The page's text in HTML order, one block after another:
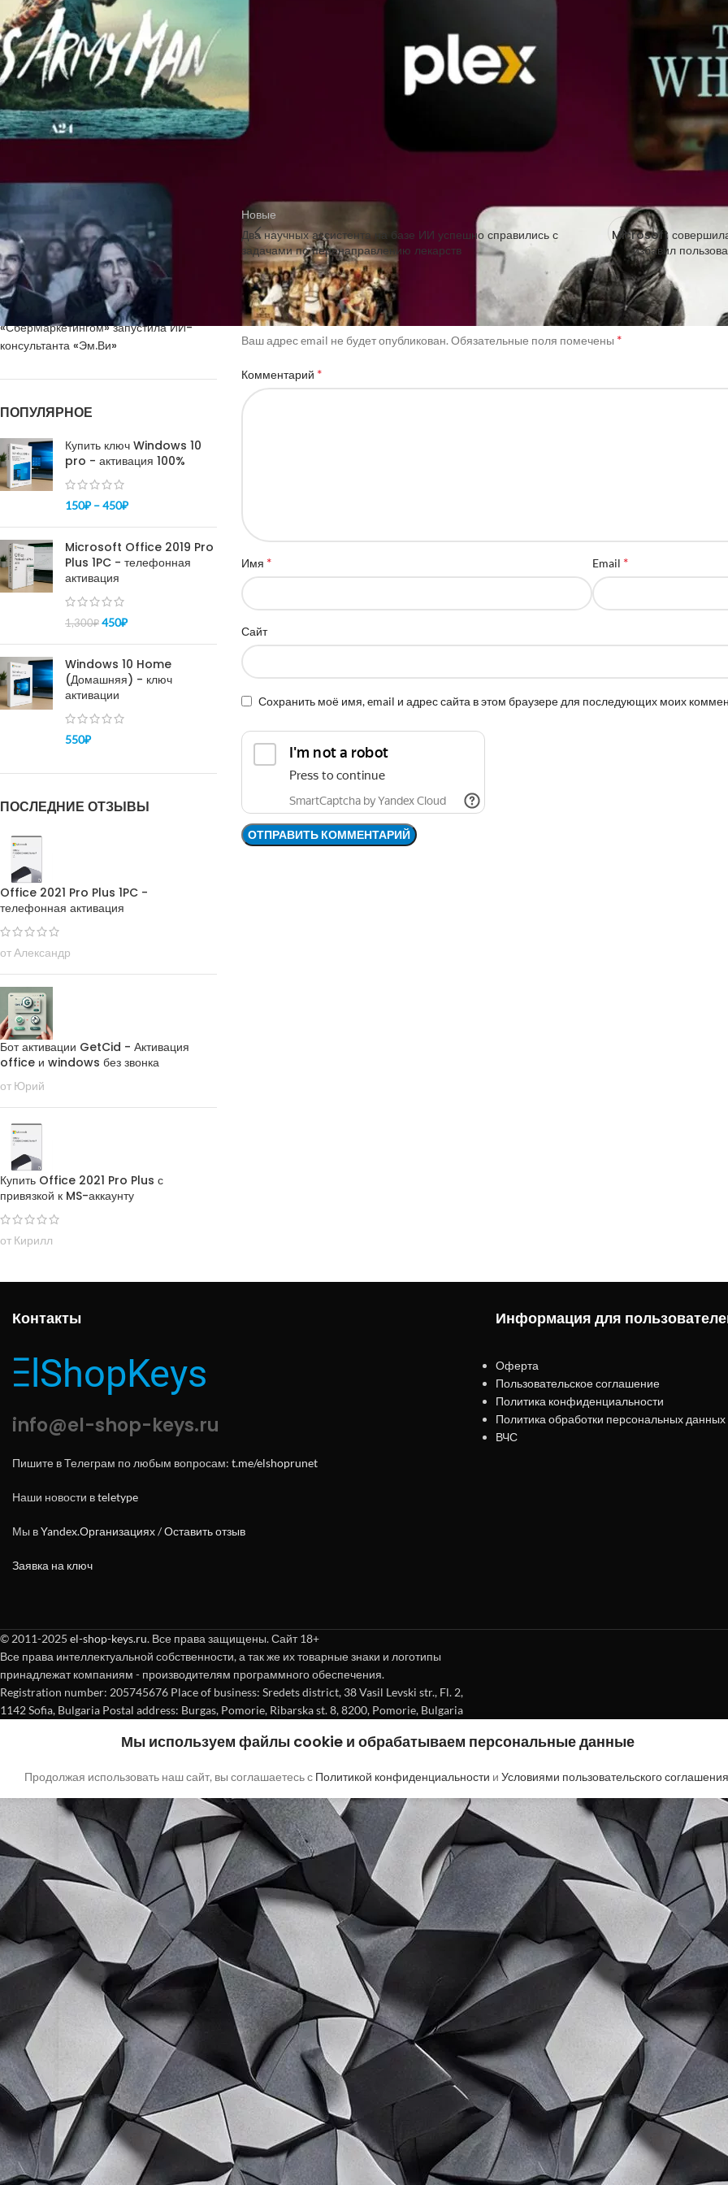
Получить код подтверждения
Купить токены для получения кодов
подтверждения
НОВЫЕ КОММЕНТАРИИ
TP-Link 7DR7270 и 7DR7290.
маршрутизаторы с поддержкой Wi-Fi 7:
TP-Link 7DR7270 и 7DR7290.
Кириллк записи«М.Видео-
Эльдорадо» открыла магазин в новой
концепции и совместно со Sber
Metaverse Tech и
«СберМаркетингом» запустила ИИ-
консультанта «Эм.Ви»
ПОПУЛЯРНОЕ
Купить ключ Windows 10
pro - активация 100%
150₽ –450₽
Microsoft Office 2019 Pro
Plus 1PC - телефонная
активация
1,300₽ 450₽
Windows 10 Home
(Домашняя) - ключ
активации
550₽
ПОСЛЕДНИЕ ОТЗЫВЫ
Office 2021 Pro Plus 1PC -
телефонная активация
от Александр
Бот активации GetCid - Активация
office и windows без звонка
от Юрий
Купить Office 2021 Pro Plus с
привязкой к MS-аккаунту
от Кирилл
составляющей $250. Новая цена не повлияет на тех, кто уже является обладателем
Lifetime Plex Pass предоставляет возможность стриминга с вашего Plex Media Serverна
также удаленного стриминга с сервера и предоставления доступа другим пользователям
Источник
Новые
Два научных ассистента на базе ИИ успешно справились с
задачами по перенаправлению лекарств
Microsoft
избавил
Добавить комментарий
Ваш адрес email не будет опубликован. Обязательные поля помечены *
Комментарий *
Имя * Email *
Сайт
Сохранить моё имя, email и адрес сайта в этом браузере для последующих моих
Контакты
info@el-shop-keys.ru
Пишите в Телеграм по любым вопросам: t.me/elshoprunet
Наши новости вteletype
Мы вYandex.Организациях/Оставить отзыв
Заявка на ключ
Информация для
Оферта
Пользовательское соглашение
Политика конфиденциальности
Политика обработки персональных данных
ВЧС
© 2011-2025 el-shop-keys.ru. Все права защищены. Сайт 18+
Все права интеллектуальной собственности, а так же их товарные знаки и логотипы
принадлежат компаниям - производителям программного обеспечения.
Registration number: 205745676 Place of business: Sredets district, 38 Vasil Levski str., Fl. 2,
1142 Sofia, Bulgaria Postal address: Burgas, Pomorie, Ribarska st. 8, 8200, Pomorie, Bulgaria
Мы используем файлы cookie и обрабатываем персональные данные
Продолжая использовать наш сайт, вы соглашаетесь с Политикой конфиденциальности и Условиями пользовательского соглашения